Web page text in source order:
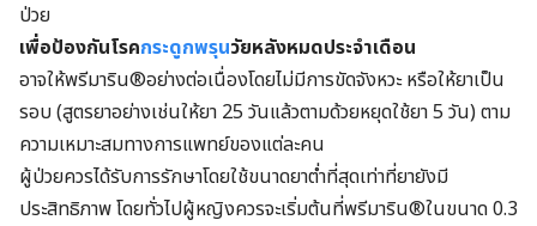
ป่วย
เพื่อป้องกันโรคกระดูกพรุนวัยหลังหมดประจำเดือน
อาจให้พรีมาริน®อย่างต่อเนื่องโดยไม่มีการขัดจังหวะ หรือให้ยาเป็น
รอบ (สูตรยาอย่างเช่นให้ยา 25 วันแล้วตามด้วยหยุดใช้ยา 5 วัน) ตาม
ความเหมาะสมทางการแพทย์ของแต่ละคน
ผู้ป่วยควรได้รับการรักษาโดยใช้ขนาดยาต่ำที่สุดเท่าที่ยายังมี
ประสิทธิภาพโดยทั่วไปผู้หญิงควรจะเริ่มต้นที่พรีมาริน®ในขนาด 0.3